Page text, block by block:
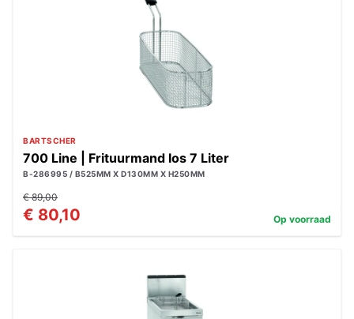
BARTSCHER
700 Line | Frituurmand los 7 Liter
B-286995 / B525MM X D130MM X H250MM
€ 89,00
€ 80,10 Op voorraad